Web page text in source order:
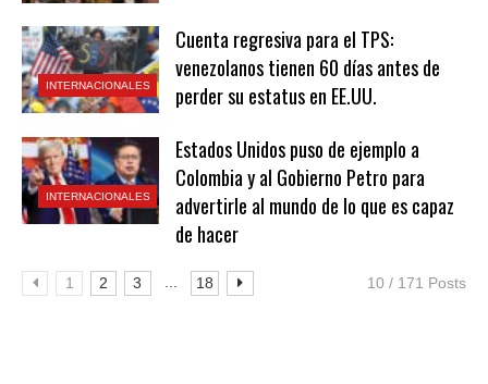
INTERNACIONALES
Cuenta regresiva para el TPS:
venezolanos tienen 60 días antes de
perder su estatus en EE.UU.
INTERNACIONALES
Estados Unidos puso de ejemplo a
Colombia y al Gobierno Petro para
advertirle al mundo de lo que es capaz
de hacer
1 2 3 18 10 / 171 Posts